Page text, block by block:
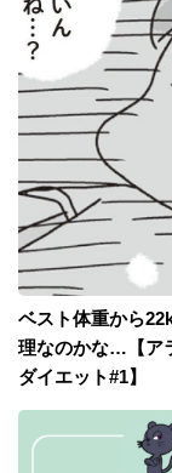
ベスト体重から
理なのかな…【ア
ダイエット#1】